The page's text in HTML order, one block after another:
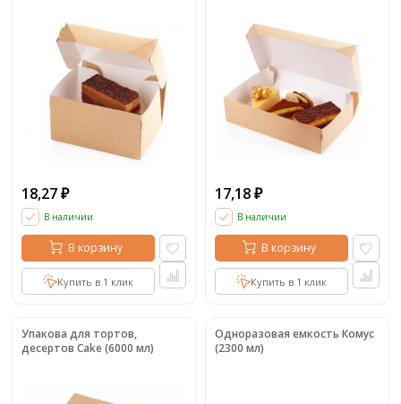
18,27 ₽
В наличии
В корзину
Купить в 1 клик
17,18 ₽
В наличии
В корзину
Купить в 1 клик
Упакова для тортов,
десертов Cake (6000 мл)
Одноразовая емкость Комус
(2300 мл)